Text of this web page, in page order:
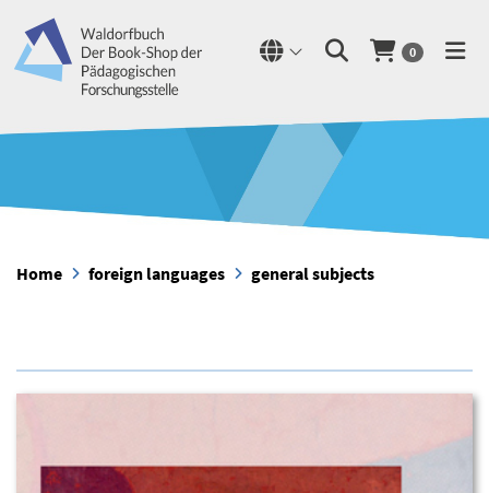
0
Home foreign languages general subjects